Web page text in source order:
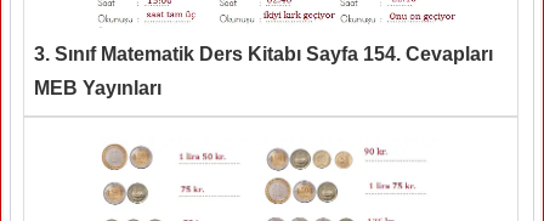
3. Sınıf Matematik Ders Kitabı Sayfa 154. Cevapları
MEB Yayınları